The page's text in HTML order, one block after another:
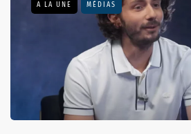
A LA UNE MÉDIAS